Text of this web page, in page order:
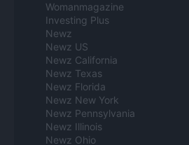
Womanmagazine
Investing Plus
Newz
Newz US
Newz California
Newz Texas
Newz Florida
Newz New York
Newz Pennsylvania
Newz Illinois
Newz Ohio